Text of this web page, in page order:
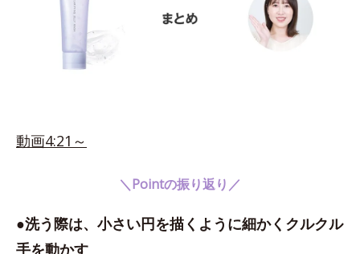
動画4:21～
＼Pointの振り返り／
●洗う際は、小さい円を描くように細かくクルクル
手を動かす